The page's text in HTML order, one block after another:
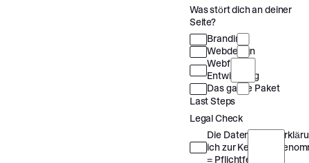
Was stört dich an deiner
Seite?
Branding
Webdesign
Webflow
Entwicklung
Das ganze Paket
Last Steps
Legal Check
Die
ich zur Kenntnis
= Pflichtfeld)